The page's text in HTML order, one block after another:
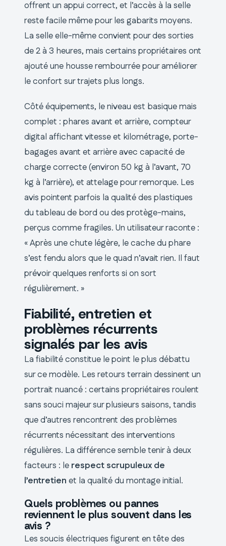
offrent un appui correct, et l’accès à la selle
reste facile même pour les gabarits moyens.
La selle elle-même convient pour des sorties
de 2 à 3 heures, mais certains propriétaires ont
ajouté une housse rembourrée pour améliorer
le confort sur trajets plus longs.
Côté équipements, le niveau est basique mais
complet : phares avant et arrière, compteur
digital affichant vitesse et kilométrage, porte-
bagages avant et arrière avec capacité de
charge correcte (environ 50 kg à l’avant, 70
kg à l’arrière), et attelage pour remorque. Les
avis pointent parfois la qualité des plastiques
du tableau de bord ou des protège-mains,
perçus comme fragiles. Un utilisateur raconte :
« Après une chute légère, le cache du phare
s’est fendu alors que le quad n’avait rien. Il faut
prévoir quelques renforts si on sort
régulièrement. »
Fiabilité, entretien et
problèmes récurrents
signalés par les avis
La fiabilité constitue le point le plus débattu
sur ce modèle. Les retours terrain dessinent un
portrait nuancé : certains propriétaires roulent
sans souci majeur sur plusieurs saisons, tandis
que d’autres rencontrent des problèmes
récurrents nécessitant des interventions
régulières. La différence semble tenir à deux
facteurs : le respect scrupuleux de
l’entretien et la qualité du montage initial.
Quels problèmes ou pannes
reviennent le plus souvent dans les
avis ?
Les soucis électriques figurent en tête des